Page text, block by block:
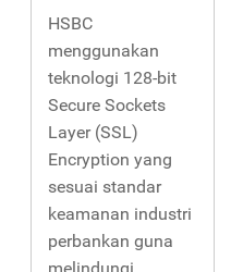
HSBC
menggunakan
teknologi 128-bit
Secure Sockets
Layer (SSL)
Encryption yang
sesuai standar
keamanan industri
perbankan guna
melindungi